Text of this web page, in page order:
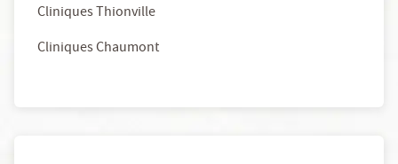
Cliniques Thionville
Cliniques Chaumont